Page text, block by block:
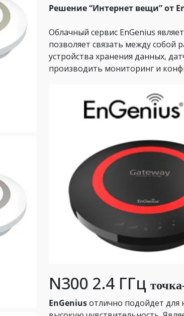
Решение “Интернет вещи” от
Облачный сервис EnGenius
позволяет связать между собой
устройства хранения данных,
производить мониторинг и
N300 2.4 ГГц
EnGeniusотлично подойдет